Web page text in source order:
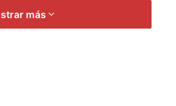
la sensibilidad y el juicio
decidimos acogernos al
ética, nos planteamos de
más